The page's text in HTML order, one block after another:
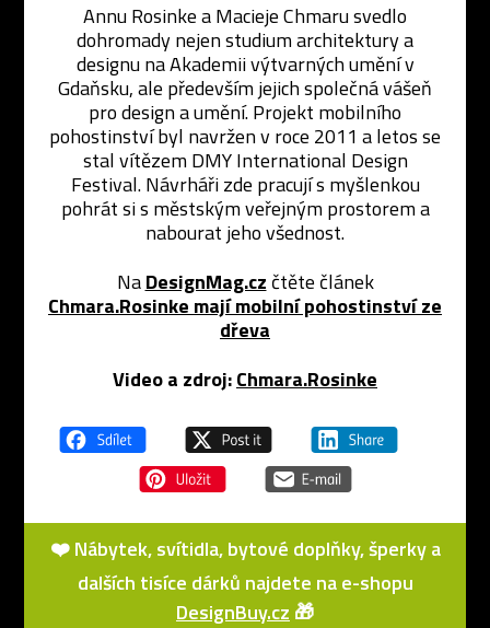
Annu Rosinke a Macieje Chmaru svedlo
dohromady nejen studium architektury a
designu na Akademii výtvarných umění v
Gdaňsku, ale především jejich společná vášeň
pro design a umění. Projekt mobilního
pohostinství byl navržen v roce 2011 a letos se
stal vítězem DMY International Design
Festival. Návrháři zde pracují s myšlenkou
pohrát si s městským veřejným prostorem a
nabourat jeho všednost.
NaDesignMag.cz čtěte článek
Chmara.Rosinke mají mobilní pohostinství ze
dřeva
Video a zdroj:Chmara.Rosinke
❤️ Nábytek, svítidla, bytové doplňky, šperky a
dalších tisíce dárků najdete na e-shopu
DesignBuy.cz 🎁